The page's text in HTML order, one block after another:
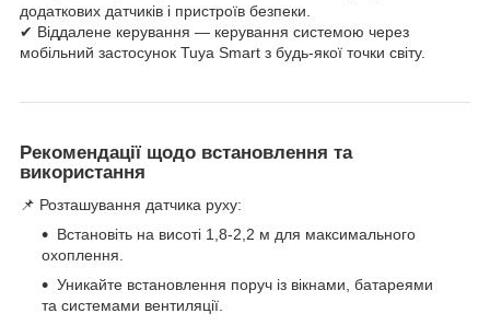
додаткових датчиків і пристроїв безпеки.
✔ Віддалене керування — керування системою через
мобільний застосунок Tuya Smart з будь-якої точки світу.
Рекомендації щодо встановлення та
використання
📌 Розташування датчика руху:
Встановіть на висоті 1,8-2,2 м для максимального
охоплення.
Уникайте встановлення поруч із вікнами, батареями
та системами вентиляції.